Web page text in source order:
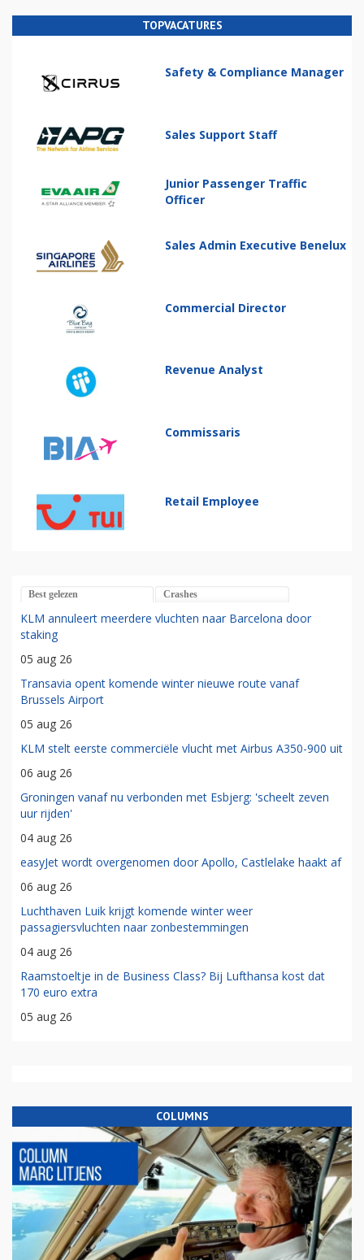
TOPVACATURES
Safety & Compliance Manager
Sales Support Staff
Junior Passenger Traffic
Officer
Sales Admin Executive Benelux
Commercial Director
Revenue Analyst
Commissaris
Retail Employee
Best gelezen Crashes
KLM annuleert meerdere vluchten naar Barcelona door
staking
05 aug 26
Transavia opent komende winter nieuwe route vanaf
Brussels Airport
05 aug 26
KLM stelt eerste commerciële vlucht met Airbus A350-900 uit
06 aug 26
Groningen vanaf nu verbonden met Esbjerg: 'scheelt zeven
uur rijden'
04 aug 26
easyJet wordt overgenomen door Apollo, Castlelake haakt af
06 aug 26
Luchthaven Luik krijgt komende winter weer
passagiersvluchten naar zonbestemmingen
04 aug 26
Raamstoeltje in de Business Class? Bij Lufthansa kost dat
170 euro extra
05 aug 26
COLUMNS